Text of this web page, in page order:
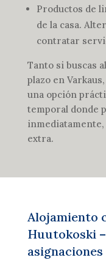
Productos de
de la casa.
contratar
Tanto si buscas
plazo en
una opción
temporal donde
extra.
Alojamiento
Huutokoski